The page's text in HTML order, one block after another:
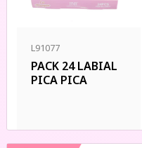
L91077
PACK 24 LABIAL
PICA PICA